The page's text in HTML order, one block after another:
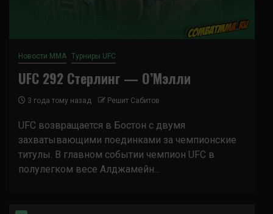
Новости ММА Турниры UFC
UFC 292 Стерлинг — О’Мэлли
3 года тому назад Решит Сабитов
UFC возвращается в Бостон с двумя
захватывающими поединками за чемпионские
титулы. В главном событии чемпион UFC в
полулегком весе Алджамейн...